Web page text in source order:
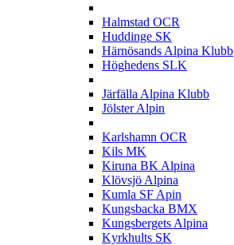
Halmstad OCR
Huddinge SK
Härnösands Alpina Klubb
Höghedens SLK
Järfälla Alpina Klubb
Jölster Alpin
Karlshamn OCR
Kils MK
Kiruna BK Alpina
Klövsjö Alpina
Kumla SF Apin
Kungsbacka BMX
Kungsbergets Alpina
Kyrkhults SK